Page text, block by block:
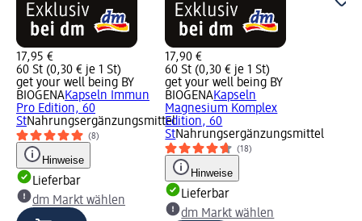
17,95 €
60 St (0,30 € je 1 St)
get your well being BY
BIOGENAKapseln Immun
Pro Edition, 60
StNahrungsergänzungsmittel
(8)
Hinweise
Lieferbar
dm Markt wählen
17,90 €
60 St (0,30 € je 1 St)
get your well being BY
BIOGENAKapseln
Magnesium Komplex
Edition, 60
StNahrungsergänzungsmittel
(18)
Hinweise
Lieferbar
dm Markt wählen